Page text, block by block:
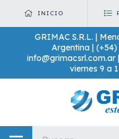
INICIO
GRIMAC S.R.L. |
Argentina | (+54)
info@grimacsrl.com.ar
viernes 9 a